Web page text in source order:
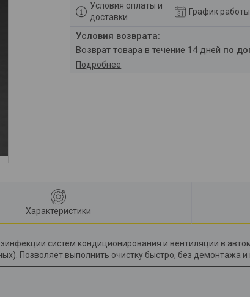
Условия оплаты и
доставки
График работы
возврат товара в течение 14 дней по
Подробнее
Характеристики
систем кондиционирования и вентиляции в
Позволяет выполнить очистку быстро, без демонтажа